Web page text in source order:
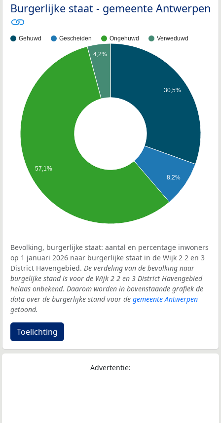
Burgerlijke staat - gemeente Antwerpen
Gehuwd Gescheiden Ongehuwd Verweduwd
30,5%
8,2%
4,2%
57,1%
Bevolking, burgerlijke staat: aantal en percentage inwoners
op 1 januari 2026 naar burgerlijke staat in de Wijk 2 2 en 3
District Havengebied. De verdeling van de bevolking naar
burgelijke stand is voor de Wijk 2 2 en 3 District Havengebied
helaas onbekend. Daarom worden in bovenstaande grafiek de
data over de burgerlijke stand voor de gemeente Antwerpen
getoond.
Toelichting
Advertentie: